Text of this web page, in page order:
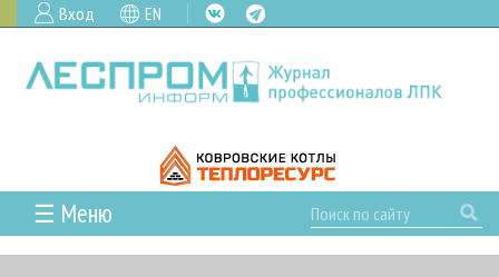
Вход EN
☰ Меню
ГЛАВНАЯ